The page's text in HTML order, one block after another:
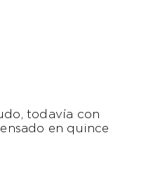
todavía con
en quince